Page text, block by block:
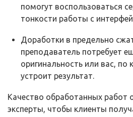
помогут воспользоваться
тонкости работы с
Доработки в предельно
преподаватель потребует
оригинальность или вас, по
устроит результат.
Качество обработанных
эксперты, чтобы клиенты